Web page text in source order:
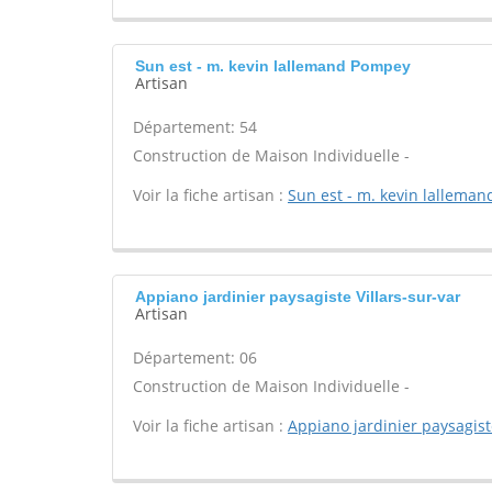
Sun est - m. kevin lallemand Pompey
Artisan
Département: 54
Construction de Maison Individuelle -
Voir la fiche artisan : Sun est - m. kevin
Appiano jardinier paysagiste Villars-sur-var
Artisan
Département: 06
Construction de Maison Individuelle -
Voir la fiche artisan : Appiano jardinier